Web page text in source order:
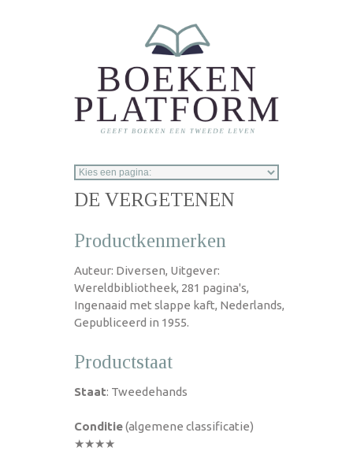
DE VERGETENEN
Productkenmerken
Auteur: Diversen, Uitgever:
Wereldbibliotheek, 281 pagina's,
Ingenaaid met slappe kaft, Nederlands,
Gepubliceerd in 1955.
Productstaat
Staat: Tweedehands
Conditie(algemene classificatie)
★★★★